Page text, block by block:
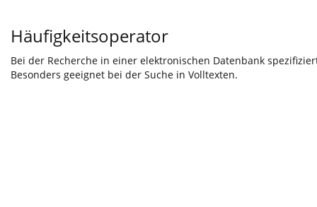
Häufigkeitsoperator
Bei der Recherche in einer elektronischen Datenbank
Besonders geeignet bei der Suche in Volltexten.